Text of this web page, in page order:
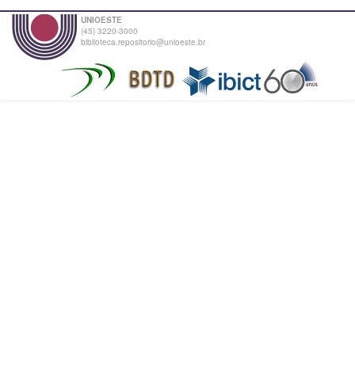
UNIOESTE
(45) 3220-3000
biblioteca.repositorio@unioeste.br